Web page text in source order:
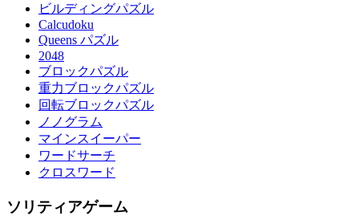
ビルディングパズル
Calcudoku
Queens パズル
2048
ブロックパズル
重力ブロックパズル
回転ブロックパズル
ノノグラム
マインスイーパー
ワードサーチ
クロスワード
ソリティアゲーム